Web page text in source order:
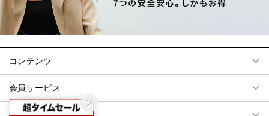
コンテンツ
会員サービス